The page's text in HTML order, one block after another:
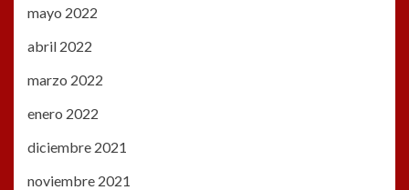
mayo 2022
abril 2022
marzo 2022
enero 2022
diciembre 2021
noviembre 2021